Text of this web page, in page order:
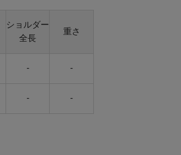
ショルダー
全長
重さ
- -
- -